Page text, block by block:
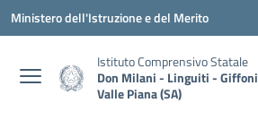
Vai ai contenuti
Vai al menu di navigazione
Vai al footer
Ministero dell'Istruzione e del Merito
Istituto Comprensivo Statale
Don Milani - Linguiti - Giffoni
Valle Piana (SA)